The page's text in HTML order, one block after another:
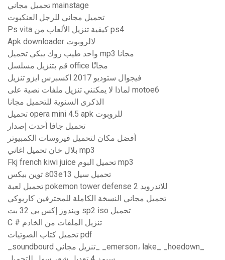
تحميل مجاني mainstage
تحميل مجاني للرجل العنكبوت
Ps vita كيفية تنزيل الألعاب من ps4
Apk downloader لالروبوت
واحد طيب روك يبكي تحميل mp3 مجانا
قم بتنزيل مسلسل office مجانًا
فيجوال ستوديو 2017 اكسبرس ايزو تنزيل
لماذا لا يمكنني تنزيل ملفات نصية على motoe6
الذكرى السنوية للتحميل مجانا
تحميل opera mini 4.5 apk للروبوت
تحميل جافا أحدث إصدار
أفضل مكان لتحميل فيروسات الكمبيوتر
بلال خان تحميل اغاني mp3
Fkj french kiwi juice تحميل البوم mp3
توين بيكس s03e13 تحميل سيل
تحميل لعبة pokemon tower defense 2 للاندرويد
تحميل مجاني النسخة الكاملة للمحترفين كاريوكي
ويندوز إكس بي 32 بت sp2 iso تحميل
C # تنزيل الملفات من الخادم
تحميل كتاب الصوتيات pdf
_soundbourd تنزيل مجاني_ _emerson، lake_ _hoedown_